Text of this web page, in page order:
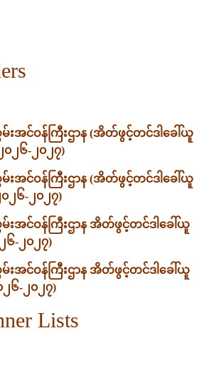
းအင်ဝန်ကြီးဌာန (အိတ်ဖွင့်တင်ဒါခေါ်ယူ
၂၀၂၆-၂၀၂၇)
းအင်ဝန်ကြီးဌာန (အိတ်ဖွင့်တင်ဒါခေါ်ယူ
၀၂၆-၂၀၂၇)
းအင်ဝန်ကြီးဌာန အိတ်ဖွင့်တင်ဒါခေါ်ယူ
၂၆-၂၀၂၇)
းအင်ဝန်ကြီးဌာန အိတ်ဖွင့်တင်ဒါခေါ်ယူ
၂၆-၂၀၂၇)
Lists